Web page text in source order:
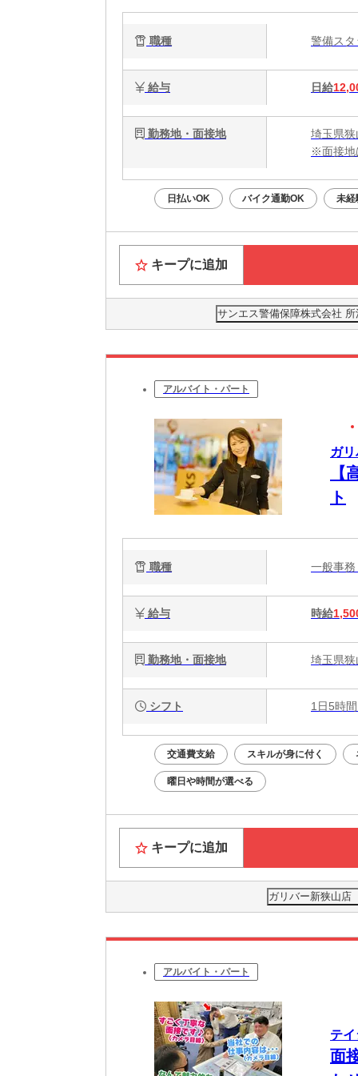
職種 警備ス
給与 日給
勤務地・面接地
埼玉県
※面接地
日払いOK バイク通勤OK 未経
キープに追加
サンエス警備保障株式会社
アルバイト・パート
ガ
【
ト
職種 一般事
給与 時給
勤務地・面接地 埼玉県
シフト 1日5時
交通費支給 スキルが身に付く
曜日や時間が選べる
キープに追加
ガリバー新狭山店
アルバイト・パート
テ
面